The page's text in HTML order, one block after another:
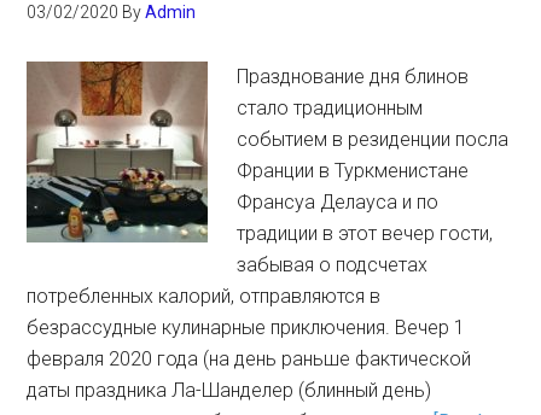
03/02/2020 ByAdmin
Празднование дня блинов
стало традиционным
событием в резиденции посла
Франции в Туркменистане
Франсуа Делауса и по
традиции в этот вечер гости,
забывая о подсчетах
потребленных калорий, отправляются в
безрассудные кулинарные приключения. Вечер 1
февраля 2020 года (на день раньше фактической
даты праздника Ла-Шанделер (блинный день)